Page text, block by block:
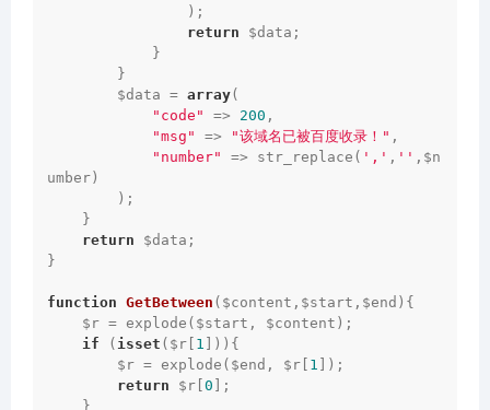
return $data;
        $data =
array(
"code"
=> 200 ,
"msg"
=> "该域名已被百度收录！" ,
"number"
=> str_replace( ',' , '' ,$n
umber)
return $data;
}
function GetBetween ($content,$start,$end) {
if ( isset ($r[ 1 ])){
        $r = explode($end, $r[
1 ]);
return $r[ 0 ];